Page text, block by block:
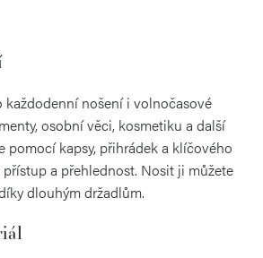
každodenní nošení i volnočasové
osobní věci, kosmetiku a další
pomocí kapsy, přihrádek a klíčového
a přehlednost. Nosit ji můžete
dlouhým držadlům.